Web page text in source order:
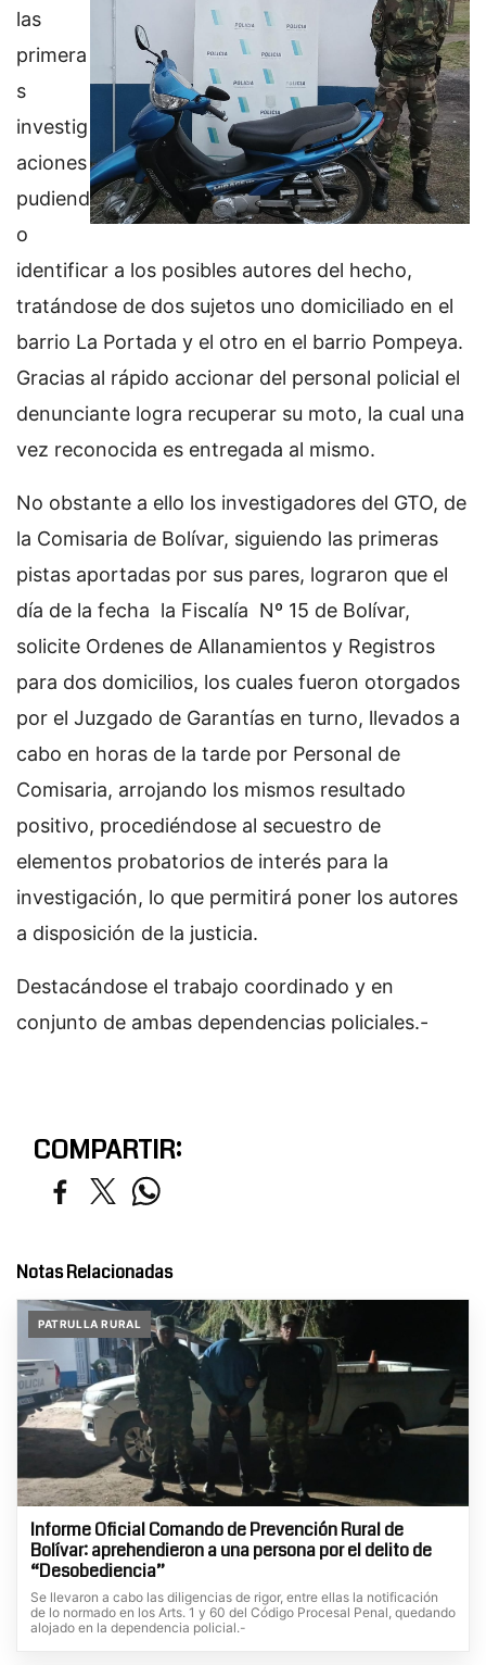
las
primera
s
investig
aciones
pudiend
o
identificar a los posibles autores del hecho,
tratándose de dos sujetos uno domiciliado en el
barrio La Portada y el otro en el barrio Pompeya.
Gracias al rápido accionar del personal policial el
denunciante logra recuperar su moto, la cual una
vez reconocida es entregada al mismo.
No obstante a ello los investigadores del GTO, de
la Comisaria de Bolívar, siguiendo las primeras
pistas aportadas por sus pares, lograron que el
día de la fecha la Fiscalía Nº 15 de Bolívar,
solicite Ordenes de Allanamientos y Registros
para dos domicilios, los cuales fueron otorgados
por el Juzgado de Garantías en turno, llevados a
cabo en horas de la tarde por Personal de
Comisaria, arrojando los mismos resultado
positivo, procediéndose al secuestro de
elementos probatorios de interés para la
investigación, lo que permitirá poner los autores
a disposición de la justicia.
Destacándose el trabajo coordinado y en
conjunto de ambas dependencias policiales.-
COMPARTIR:
Notas Relacionadas
PATRULLA RURAL
Informe Oficial Comando de Prevención Rural de
Bolívar: aprehendieron a una persona por el delito de
“Desobediencia”
Se llevaron a cabo las diligencias de rigor, entre ellas la notificación
de lo normado en los Arts. 1 y 60 del Código Procesal Penal, quedando
alojado en la dependencia policial.-